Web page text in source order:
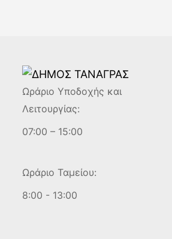
Ωράριο Υποδοχής και
Λειτουργίας:
07:00 – 15:00
Ωράριο Ταμείου:
8:00 - 13:00